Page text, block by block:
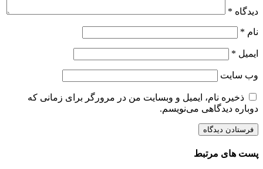
دیدگاه *
نام *
ایمیل *
وب‌ سایت
ذخیره نام، ایمیل و وبسایت من در مرورگر برای زمانی که
دوباره دیدگاهی می‌نویسم.
پست های مرتبط